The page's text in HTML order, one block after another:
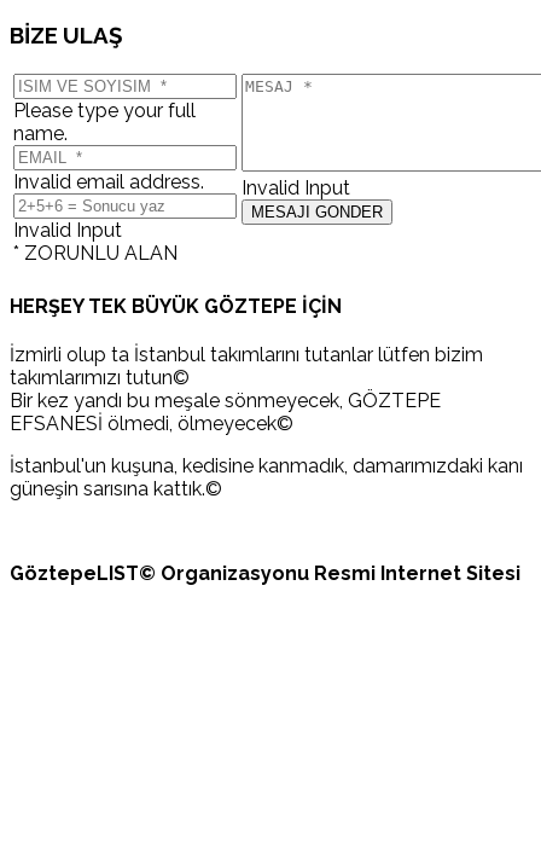
BİZE ULAŞ
Please type your full
name.
Invalid email address.
Invalid Input
* ZORUNLU ALAN
Invalid Input
HERŞEY TEK BÜYÜK GÖZTEPE İÇİN
İzmirli olup ta İstanbul takımlarını tutanlar lütfen bizim
takımlarımızı tutun©
Bir kez yandı bu meşale sönmeyecek, GÖZTEPE
EFSANESİ ölmedi, ölmeyecek©
İstanbul'un kuşuna, kedisine kanmadık, damarımızdaki kanı
güneşin sarısına kattık.©
GöztepeLIST© Organizasyonu Resmi Internet Sitesi